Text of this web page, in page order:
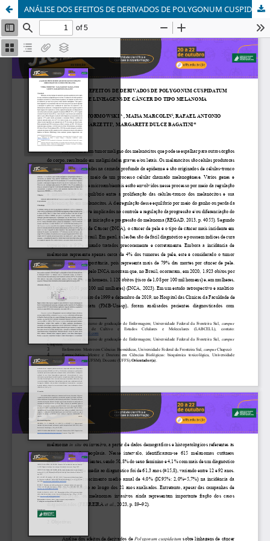
ANÁLISE DOS EFEITOS DE DERIVADOS DE POLYGONUM CUSPIDATUM SOBRE LINHAGENS DE CÂNCER DO TIPO MELANOMA